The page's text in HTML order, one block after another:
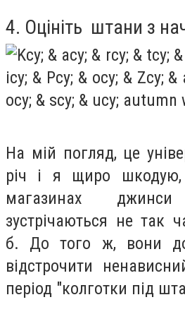
4. Оцініть штани з
На мій погляд, це
річ і я щиро
магазинах
зустрічаються не так
б. До того ж, вони
відстрочити
період "колготки під